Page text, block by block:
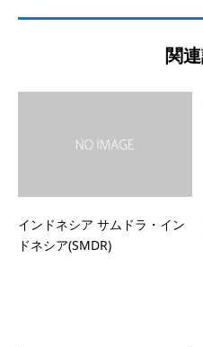
関
インドネシア サムドラ・イン
ドネシア(SMDR)